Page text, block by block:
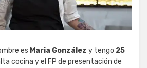
es Maria González y tengo 25
cocina y el FP de presentación de